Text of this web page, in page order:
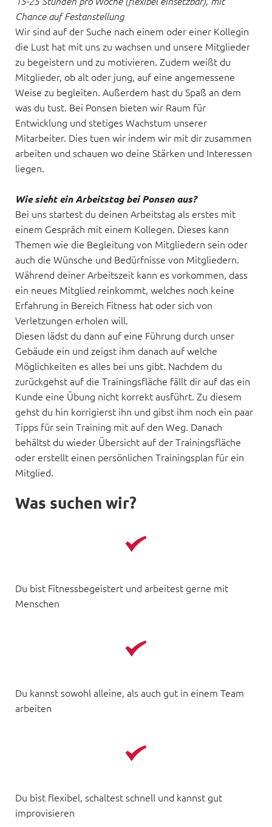
Chance auf Festanstellung
Wir sind auf der Suche nach einem oder einer Kollegin
die Lust hat mit uns zu wachsen und unsere Mitglieder
zu begeistern und zu motivieren. Zudem weißt du
Mitglieder, ob alt oder jung, auf eine angemessene
Weise zu begleiten. Außerdem hast du Spaß an dem
was du tust. Bei Ponsen bieten wir Raum für
Entwicklung und stetiges Wachstum unserer
Mitarbeiter. Dies tuen wir indem wir mit dir zusammen
arbeiten und schauen wo deine Stärken und Interessen
liegen.
Wie sieht ein Arbeitstag bei Ponsen aus?
Bei uns startest du deinen Arbeitstag als erstes mit
einem Gespräch mit einem Kollegen. Dieses kann
Themen wie die Begleitung von Mitgliedern sein oder
auch die Wünsche und Bedürfnisse von Mitgliedern.
Während deiner Arbeitszeit kann es vorkommen, dass
ein neues Mitglied reinkommt, welches noch keine
Erfahrung in Bereich Fitness hat oder sich von
Verletzungen erholen will.
Diesen lädst du dann auf eine Führung durch unser
Gebäude ein und zeigst ihm danach auf welche
Möglichkeiten es alles bei uns gibt. Nachdem du
zurückgehst auf die Trainingsfläche fällt dir auf das ein
Kunde eine Übung nicht korrekt ausführt. Zu diesem
gehst du hin korrigierst ihn und gibst ihm noch ein paar
Tipps für sein Training mit auf den Weg. Danach
behältst du wieder Übersicht auf der Trainingsfläche
oder erstellt einen persönlichen Trainingsplan für ein
Mitglied.
Was suchen wir?
Du bist Fitnessbegeistert und arbeitest gerne mit
Menschen
Du kannst sowohl alleine, als auch gut in einem Team
arbeiten
Du bist flexibel, schaltest schnell und kannst gut
improvisieren